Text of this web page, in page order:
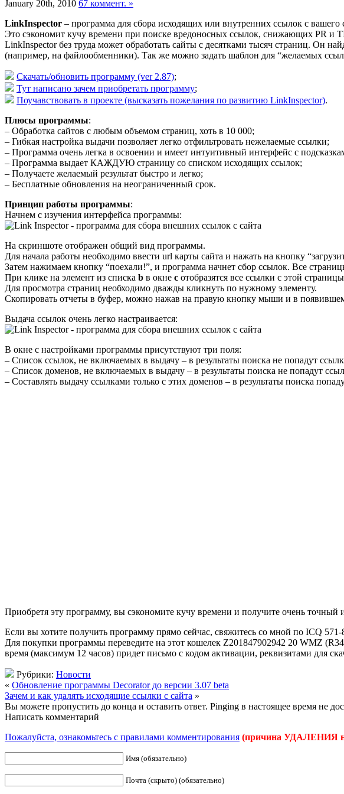
January 20th, 2010 67 коммент. »
LinkInspector – программа для сбора исходящих или внутренних ссылок с
Это сэкономит кучу времени при поиске вредоносных ссылок, снижающих PR и
LinkInspector без труда может обработать сайты с десятками тысяч страниц. Он
(например, на файлообменники). Так же можно задать шаблон для “желаемых
Скачать/обновить программу (ver 2.87);
Тут написано зачем приобретать программу;
Поучавствовать в проекте (высказать пожелания по развитию LinkInspector).
Плюсы программы:
– Обработка сайтов с любым объемом страниц, хоть в 10 000;
– Гибкая настройка выдачи позволяет легко отфильтровать нежелаемые ссылки;
– Программа очень легка в освоении и имеет интуитивный интерфейс с
– Программа выдает КАЖДУЮ страницу со списком исходящих ссылок;
– Получаете желаемый результат быстро и легко;
– Бесплатные обновления на неограниченный срок.
Принцип работы программы:
Начнем с изучения интерфейса программы:
На скриншоте отображен общий вид программы.
Для начала работы необходимо ввести url карты сайта и нажать на кнопку
Затем нажимаем кнопку “поехали!”, и программа начнет сбор ссылок. Все
При клике на элемент из списка b в окне c отобразятся все ссылки с этой
Для просмотра страниц необходимо дважды кликнуть по нужному элементу.
Скопировать отчеты в буфер, можно нажав на правую кнопку мыши и в
Выдача ссылок очень легко настраивается:
В окне с настройками программы присутствуют три поля:
– Список ссылок, не включаемых в выдачу – в результаты поиска не попадут
– Список доменов, не включаемых в выдачу – в результаты поиска не попадут
– Составлять выдачу ссылками только с этих доменов – в результаты поиска
Приобретя эту программу, вы сэкономите кучу времени и получите очень
Если вы хотите получить программу прямо сейчас, свяжитесь со мной по ICQ 571-
Для покупки программы переведите на этот кошелек Z201847902942 20 WMZ
время (максимум 12 часов) придет письмо с кодом активации, реквизитами для
Рубрики: Новости
« Обновление программы Decorator до версии 3.07 beta
Зачем и как удалять исходящие ссылки с сайта »
Вы можете пропустить до конца и оставить ответ. Pinging в настоящее время не
Написать комментарий
Пожалуйста, ознакомьтесь с правилами комментирования (причина УДАЛЕНИЯ
Имя (обязательно)
Почта (скрыто) (обязательно)